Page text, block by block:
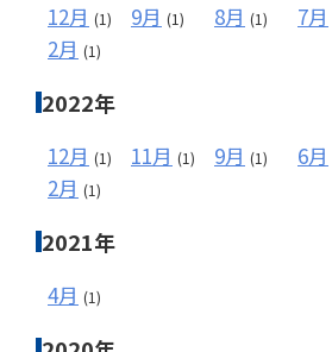
12月 (1) 9月 (1) 8月 (1) 7月
2月 (1)
2022年
12月 (1) 11月 (1) 9月 (1) 6月
2月 (1)
2021年
4月 (1)